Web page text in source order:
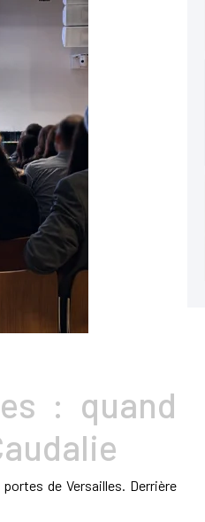
: quand
de Versailles. Derrière